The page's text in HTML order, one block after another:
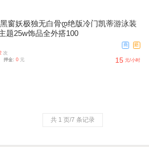
窗妖极独无白骨დ绝版冷门凯蒂游泳装
题25w饰品全外搭100
商
赔
次
押金: 0 元 15 元/小时
共 1 页/7 条记录